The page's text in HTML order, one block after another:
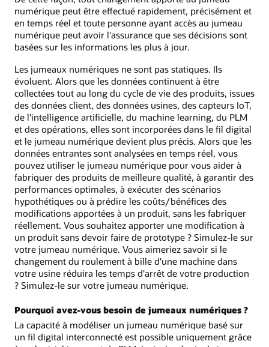
numérique peut être effectué rapidement, précisément et
en temps réel et toute personne ayant accès au jumeau
numérique peut avoir l'assurance que ses décisions sont
basées sur les informations les plus à jour.
Les jumeaux numériques ne sont pas statiques. Ils
évoluent. Alors que les données continuent à être
collectées tout au long du cycle de vie des produits, issues
des données client, des données usines, des capteurs IoT,
de l'intelligence artificielle, du machine learning, du PLM
et des opérations, elles sont incorporées dans le fil digital
et le jumeau numérique devient plus précis. Alors que les
données entrantes sont analysées en temps réel, vous
pouvez utiliser le jumeau numérique pour vous aider à
fabriquer des produits de meilleure qualité, à garantir des
performances optimales, à exécuter des scénarios
hypothétiques ou à prédire les coûts/bénéfices des
modifications apportées à un produit, sans les fabriquer
réellement. Vous souhaitez apporter une modification à
un produit sans devoir faire de prototype ? Simulez-le sur
votre jumeau numérique. Vous aimeriez savoir si le
changement du roulement à bille d'une machine dans
votre usine réduira les temps d'arrêt de votre production
? Simulez-le sur votre jumeau numérique.
Pourquoi avez-vous besoin de jumeaux numériques ?
La capacité à modéliser un jumeau numérique basé sur
un fil digital interconnecté est possible uniquement grâce